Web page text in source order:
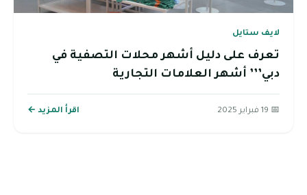
لايف ستايل
تعرف على دليل أشهر محلات التصفية في
دبي’’’ أشهر العلامات التجارية
📅 19 فبراير 2025 اقرأ المزيد ←